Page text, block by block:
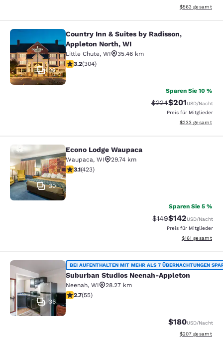
Geschätzte
$563 gesamt
Country Inn & Suites by Radisson,
22
Country Inn & Suites by Radisson,
Appleton North, WI
Little Chute, WI
35.46 km
3.24-Sterne-Bewertung. Gut. 304 Bewertungen
3.2(304)
Sparen Sie 10 %
Durchgestrichener
$224Vergünstigter
$201USD/Nacht
Preis für Mitglieder
Geschätzte
$233 gesamt
Econo Lodge Waupaca
30
Econo Lodge Waupaca
Waupaca, WI
29.74 km
3.12-Sterne-Bewertung. Gut. 423 Bewertungen
3.1(423)
Sparen Sie 5 %
Durchgestrichener
$149Vergünstigter
$142USD/Nacht
Preis für Mitglieder
Geschätzte
$161 gesamt
Suburban Studios Neenah-Appleton
36
BEI AUFENTHALTEN MIT MEHR ALS 7 ÜBERNACHTUNGEN
Suburban Studios Neenah-Appleton
Neenah, WI
28.27 km
2.71-Sterne-Bewertung. Mittelmäßig. 55 Bewertungen
2.7(55)
$180USD/Nacht
Geschätzte
$207 gesamt